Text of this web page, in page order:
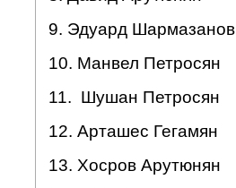
9. Эдуард Шармазанов
10. Манвел Петросян
11. Шушан Петросян
12. Арташес Гегамян
13. Хосров Арутюнян